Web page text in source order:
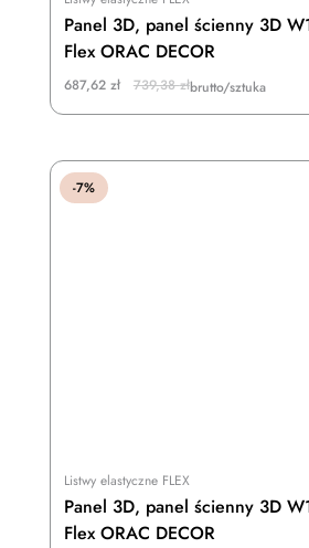
Panel 3D, panel ścienny 3D
Flex ORAC DECOR
739,38zł
Original
687,62 zł
Current
brutto/sztuka
-7%
Listwy elastyczne FLEX
Panel 3D, panel ścienny 3D
Flex ORAC DECOR